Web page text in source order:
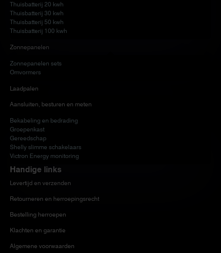
Thuisbatterij 20 kwh
Thuisbatterij 30 kwh
Thuisbatterij 50 kwh
Thuisbatterij 100 kwh
Zonnepanelen
Zonnepanelen sets
Omvormers
Laadpalen
Aansluiten, besturen en meten
Bekabeling en bedrading
Groepenkast
Gereedschap
Shelly slimme schakelaars
Victron Energy monitoring
Handige links
Levertijd en verzenden
Retourneren en herroepingsrecht
Bestelling herroepen
Klachten en garantie
Algemene voorwaarden